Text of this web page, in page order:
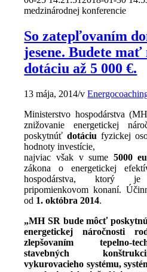
medzinárodnej konferencie
So zatepľovaním
jesene. Budete
dotáciu až 5 000 €.
13 mája, 2014/v
Ministerstvo hospodárstva
znižovanie energetickej
poskytnúťdotáciu fyzickej
hodnoty investície,
najviac však v sume 5000
zákona o energetickej
hospodárstva, ktorý
pripomienkovom konaní.
od 1. októbra 2014.
„MH SR bude môcť
energetickej náročnosti
zlepšovaním tepelno-
stavebných
vykurovacieho systému,